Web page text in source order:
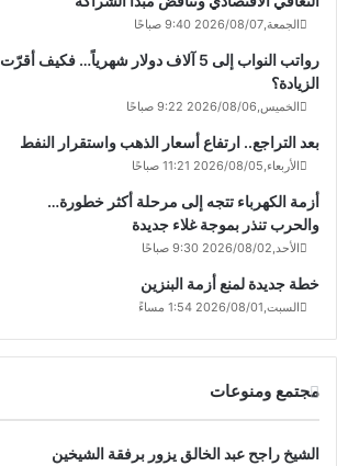
الجمعة,2026/08/07 9:40 صباحًا
رواتب النواب إلى 5 آلاف دولار شهرياً… فكيف أقرّت
الزيادة؟
الخميس,2026/08/06 9:22 صباحًا
بعد التراجع.. ارتفاع أسعار الذهب واستقرار النفط
الأربعاء,2026/08/05 11:21 صباحًا
أزمة الكهرباء تتجه إلى مرحلة أكثر خطورة…
والحرب تنذر بموجة غلاء جديدة
الأحد,2026/08/02 9:30 صباحًا
خطة جديدة لمنع أزمة البنزين
السبت,2026/08/01 1:54 مساءً
مجتمع ومنوعات
الشيخ راجح عبد الخالق يزور برفقة الشيخين